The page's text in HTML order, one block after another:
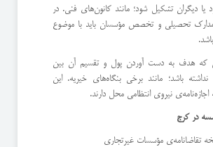
دیگران تشکیل شود؛ مانند کانون‌های فنی. در
مدارک تحصیلی و تخصص مؤسسان باید با موضوع
که هدف به دست آوردن پول و تقسیم آن بین
باشد؛ مانند برخی بنگاه‌های خیریه. این
اجازه‌نامه‌ی نیروی انتظامی محل دارند.
در کرج